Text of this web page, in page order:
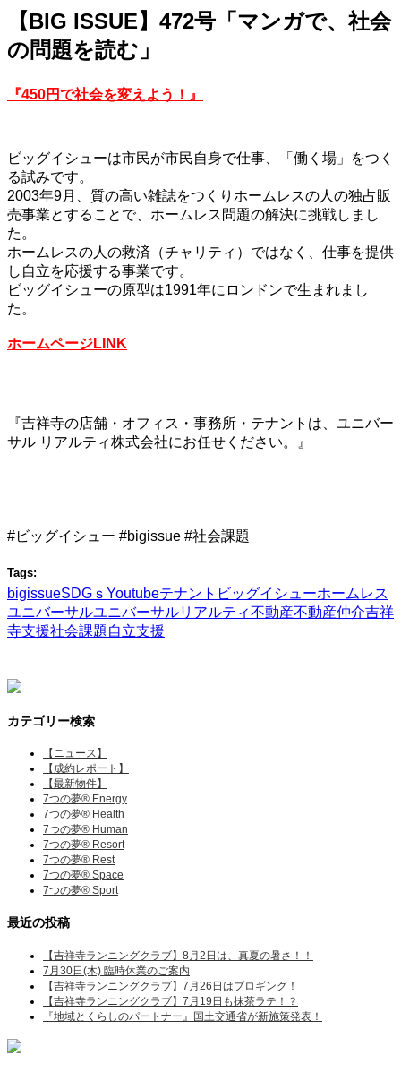
【BIG ISSUE】472号「マンガで、社会
の問題を読む」
『450円で社会を変えよう！』
ビッグイシューは市民が市民自身で仕事、「働く場」をつく
る試みです。
2003年9月、質の高い雑誌をつくりホームレスの人の独占販
売事業とすることで、ホームレス問題の解決に挑戦しまし
た。
ホームレスの人の救済（チャリティ）ではなく、仕事を提供
し自立を応援する事業です。
ビッグイシューの原型は1991年にロンドンで生まれまし
た。
ホームページLINK
『吉祥寺の店舗・オフィス・事務所・テナントは、ユニバー
サル リアルティ株式会社にお任せください。』
#ビッグイシュー #bigissue #社会課題
Tags:
bigissueSDGｓ Youtubeテナント ビッグイシューホームレス
ユニバーサルユニバーサルリアルティ不動産不動産仲介吉祥
寺支援社会課題 自立支援
カテゴリー検索
【ニュース】
【成約レポート】
【最新物件】
7つの夢® Energy
7つの夢® Health
7つの夢® Human
7つの夢® Resort
7つの夢® Rest
7つの夢® Space
7つの夢® Sport
最近の投稿
【吉祥寺ランニングクラブ】8月2日は、真夏の暑さ！！
7月30日(木) 臨時休業のご案内
【吉祥寺ランニングクラブ】7月26日はプロギング！
【吉祥寺ランニングクラブ】7月19日も抹茶ラテ！？
『地域とくらしのパートナー』国土交通省が新施策発表！